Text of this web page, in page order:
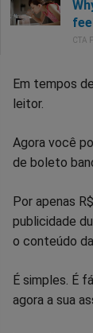
Em tempos de
leitor.
Agora você
de boleto
Por apenas
publicidade
o conteúdo
É simples. É
agora a sua